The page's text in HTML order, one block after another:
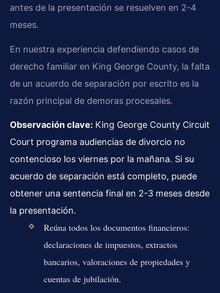
antes de la presentación se resuelven en 2-4
meses.
En nuestra experiencia defendiendo casos de
derecho familiar en King George County, la falta
de un acuerdo de separación por escrito es la
razón principal de demoras procesales.
Observación clave: King George County Circuit
Court programa audiencias de divorcio no
contencioso los viernes por la mañana. Si su
acuerdo de separación está completo, puede
obtener una sentencia final en 2-3 meses desde
la presentación.
Reúna todos los documentos financieros:
declaraciones de impuestos, extractos
bancarios, valoraciones de propiedades y
cuentas de jubilación.